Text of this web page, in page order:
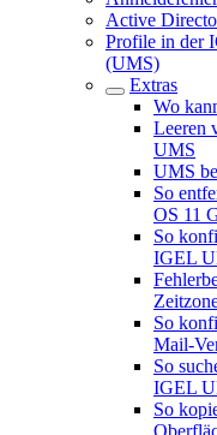
Active
Profile in der
(UMS)
Extras
Wo
Leeren
UMS
UMS
So
OS 11
So
IGEL
So
Mail-
So
IGEL
So